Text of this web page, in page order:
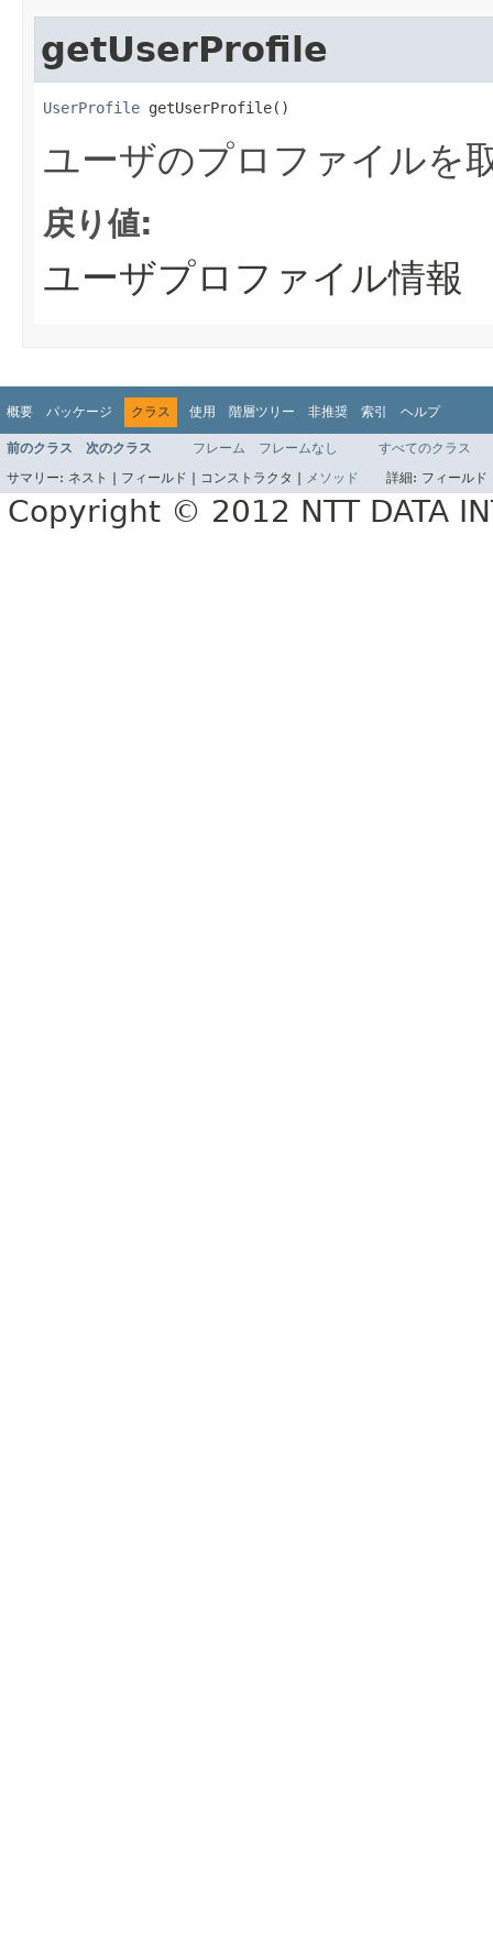
getUserProfile
UserProfile getUserProfile()
ユーザのプロファイルを
戻り値:
ユーザプロファイル情報
概要 パッケージ クラス 使用 階層ツリー 非推奨 索引 ヘルプ
前のクラス 次のクラス フレーム フレームなし
すべてのクラス
サマリー: ネスト | フィールド | コンストラクタ | メソッド 詳細: フィール
Copyright © 2012 NTT DATA